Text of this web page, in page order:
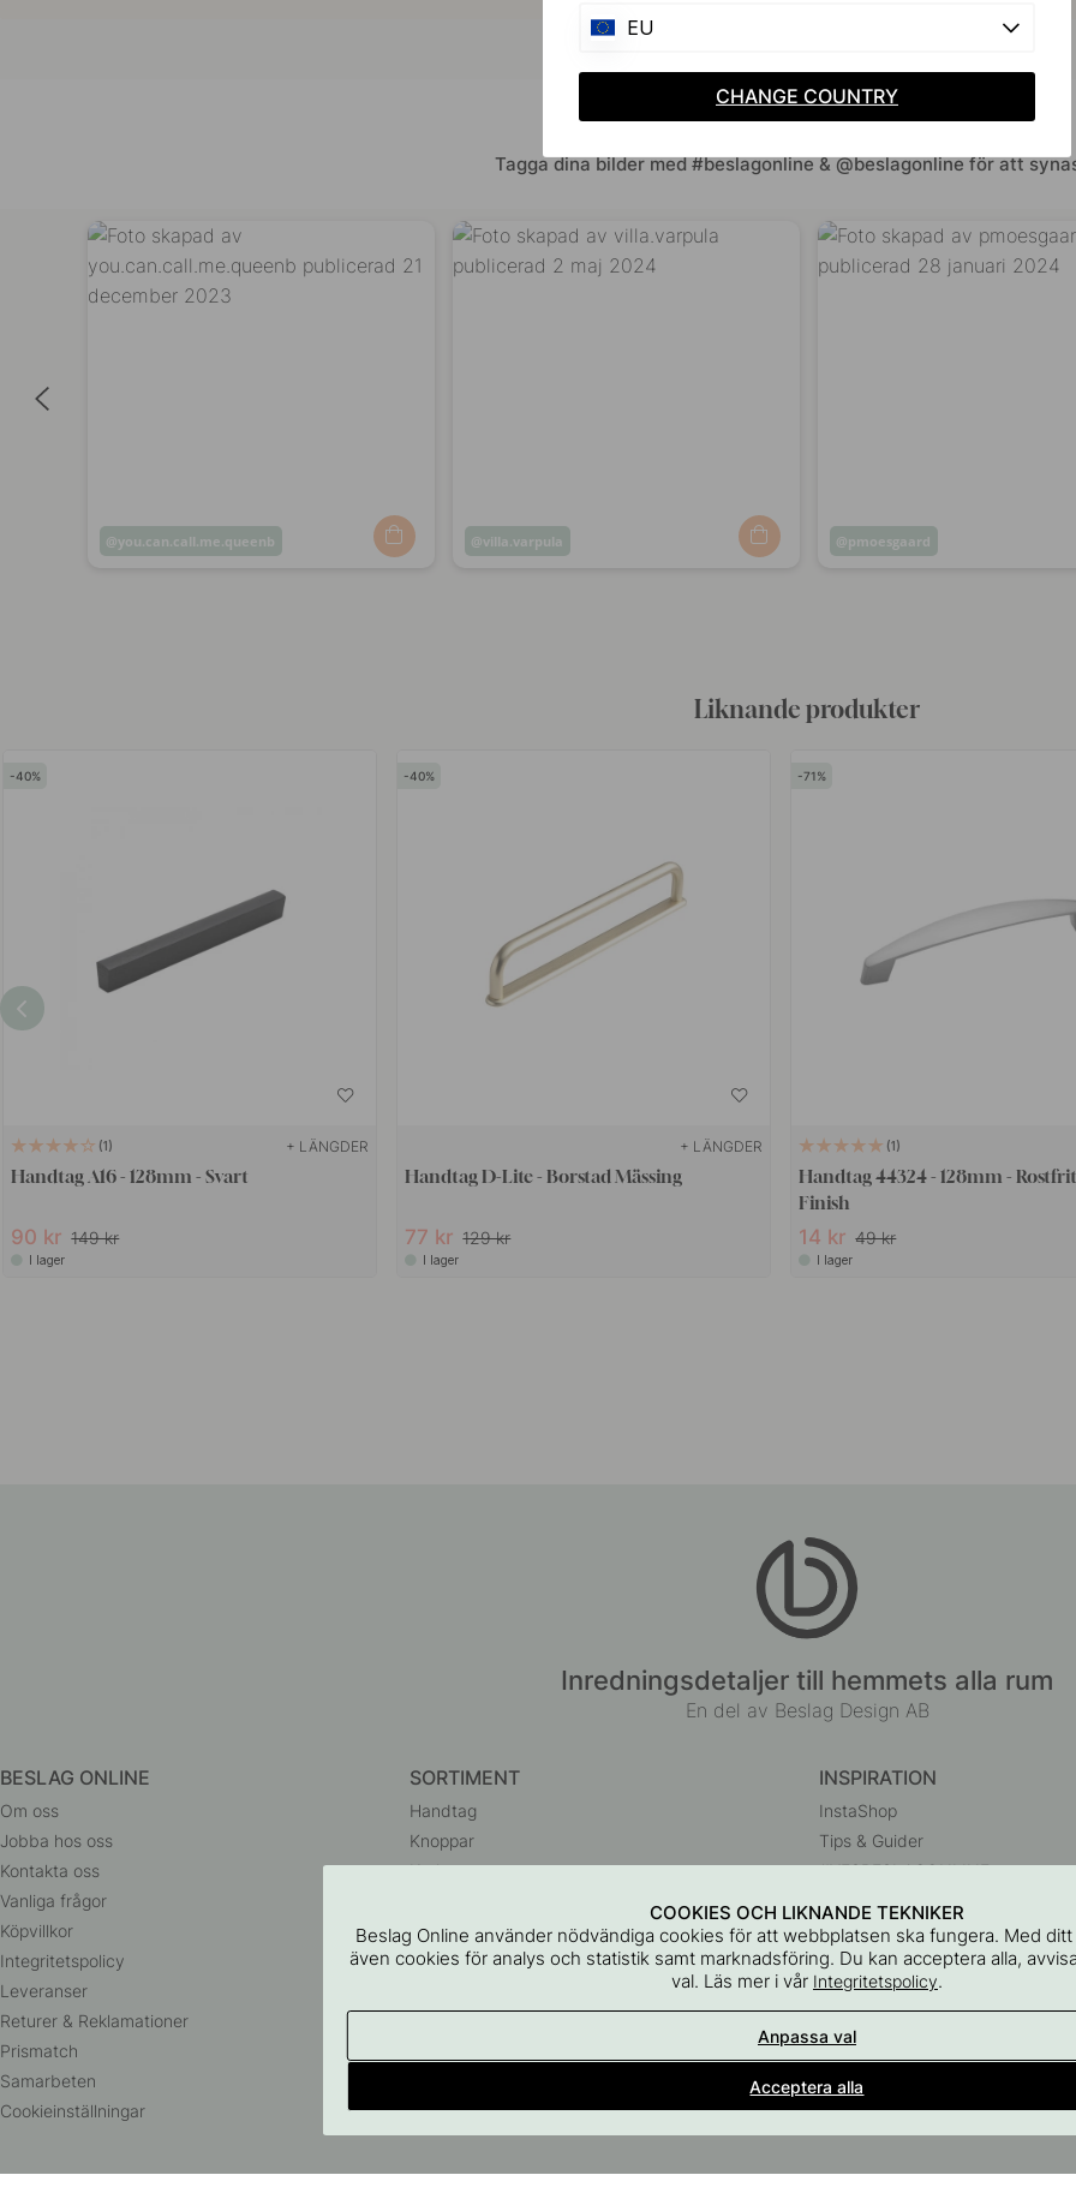
Inspireras av andra
Tagga dina bilder med #beslagonline & @beslagonline för att synas
Inlägg
you.can.call.me.queenb
Inlägg
villa.varpula
Inlägg
pmoesgaard
Liknande produkter
40
1 + LÄNGDER
Handtag A16 - 128mm - Svart
90 kr 149 kr
I lager
40
+ LÄNGDER
Handtag D-Lite - Borstad Mässing
77 kr 129 kr
I lager
71
1
Handtag 44324 - 128mm - Rostfritt Stål
Finish
14 kr 49 kr
I lager
Inredningsdetaljer till hemmets alla rum
En del av Beslag Design AB
BESLAG ONLINE
Om oss
Jobba hos oss
Kontakta oss
Vanliga frågor
Köpvillkor
Integritetspolicy
Leveranser
Returer & Reklamationer
Prismatch
Samarbeten
Cookieinställningar
SORTIMENT
Handtag
Knoppar
Krokar
Badrumstillbehör
Förvaring
INSPIRATION
InstaShop
Tips & Guider
#YESBESLAGONLINE
COOKIES OCH LIKNANDE TEKNIKER
Beslag Online använder nödvändiga cookies för att webbplatsen ska fungera. Med
även cookies för analys och statistik samt marknadsföring. Du kan acceptera alla,
val. Läs mer i vår Integritetspolicy.
Anpassa val
Acceptera alla
EU
CHANGE COUNTRY